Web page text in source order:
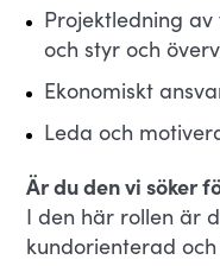
Projektledning
och styr och
Ekonomiskt
Leda och
Är du den vi söker
I den här rollen är
kundorienterad